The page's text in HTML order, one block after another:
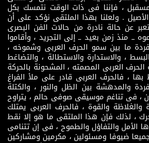
، فإننا فى ذات الوقت نتمسك بكل
الأصيل . ولعلنا بهذا الملتقى نؤكد على أن
عن حالة نادرة من حالات الفن البصرى
ــ منذ زمن بعيد ــ إلى التجريد ، وأقاموا
ما بين سمو الحرف العربى وشموخه ،
، والاستدارة والاستطالة ، والتضاغط
الحرف العربى المصمته ، المشحونة بالحركة
بها ، فالحرف العربى قادر على ملأ الفراغ
والمدهشة بين الظل والنور ، والكتلة
، فى تناغم موسيقى صوفى حالم ، يتراوح
والغلاظة والقوة ، فالحرف العربى يمتلك
، لذلك فإن هذا الملتقى ما هو إلا نقط
الأمل والتفاؤل والطموح ، فى إن تتنامى
ضيوفا ومسئولين ، مكرمين ومشاركين